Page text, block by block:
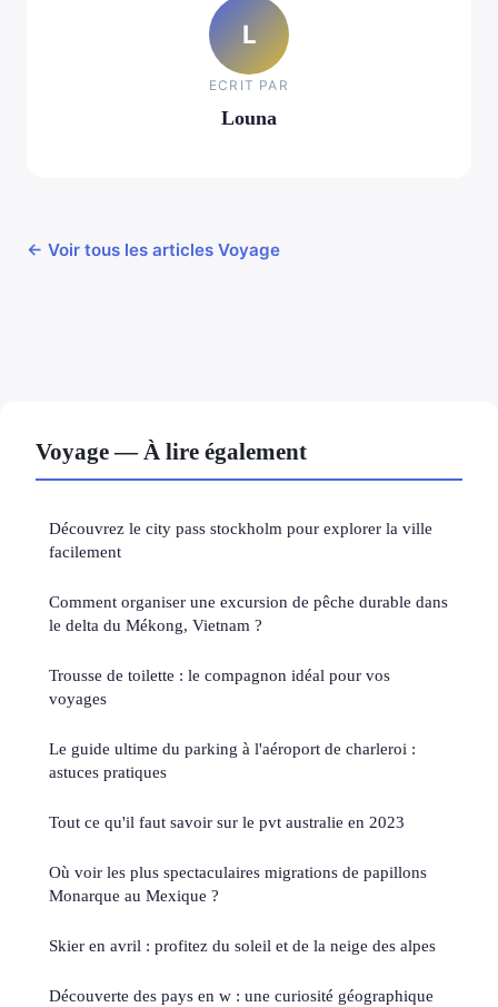
L
ECRIT PAR
Louna
← Voir tous les articles Voyage
Voyage — À lire également
Découvrez le city pass stockholm pour explorer la ville
facilement
Comment organiser une excursion de pêche durable dans
le delta du Mékong, Vietnam ?
Trousse de toilette : le compagnon idéal pour vos
voyages
Le guide ultime du parking à l'aéroport de charleroi :
astuces pratiques
Tout ce qu'il faut savoir sur le pvt australie en 2023
Où voir les plus spectaculaires migrations de papillons
Monarque au Mexique ?
Skier en avril : profitez du soleil et de la neige des alpes
Découverte des pays en w : une curiosité géographique